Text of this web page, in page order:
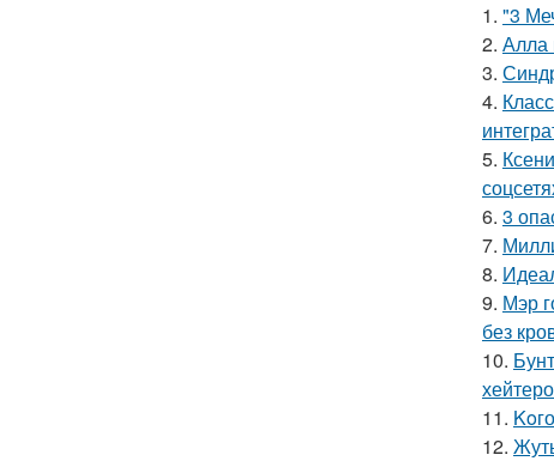
1. "3
2. Алла
3.
4.
5.
6. 3
7.
8.
9. Мэр
без
10.
11.
12.